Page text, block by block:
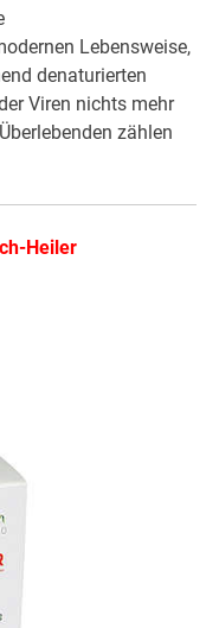
Lebensweise,
denaturierten
Viren nichts mehr
zählen
Heiler